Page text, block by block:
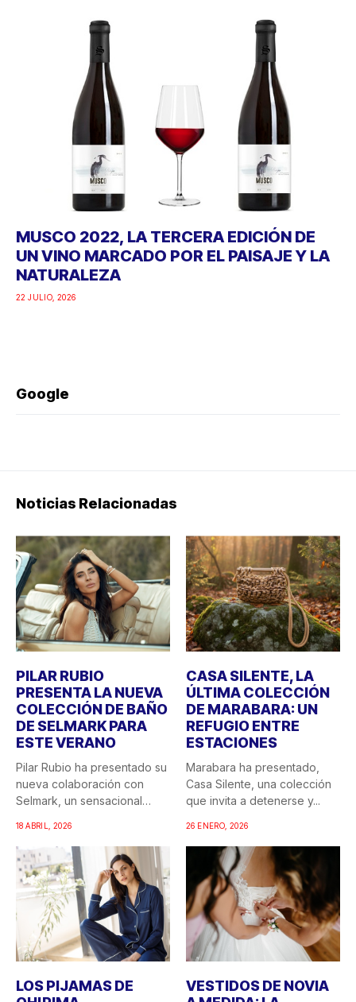
MUSCO 2022, LA TERCERA EDICIÓN DE
UN VINO MARCADO POR EL PAISAJE Y LA
NATURALEZA
22 JULIO, 2026
Google
Noticias Relacionadas
PILAR RUBIO
PRESENTA LA NUEVA
COLECCIÓN DE BAÑO
DE SELMARK PARA
ESTE VERANO
Pilar Rubio ha presentado su
nueva colaboración con
Selmark, un sensacional
18 ABRIL, 2026
CASA SILENTE, LA
ÚLTIMA COLECCIÓN
DE MARABARA: UN
REFUGIO ENTRE
ESTACIONES
Marabara ha presentado,
Casa Silente, una colección
que invita a detenerse y...
26 ENERO, 2026
LOS PIJAMAS DE
VESTIDOS DE NOVIA